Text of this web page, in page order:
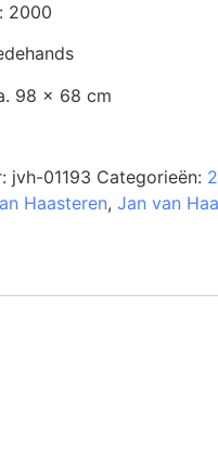
2000
98 x 68 cm
jvh-01193 Categorieën:
Haasteren, Jan van